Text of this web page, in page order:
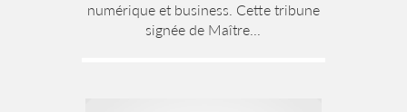
numérique et business. Cette tribune
signée de Maître...